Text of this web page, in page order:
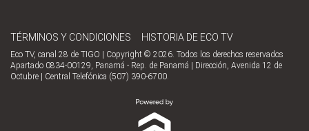
TÉRMINOS Y CONDICIONES HISTORIA DE ECO TV
Eco TV, canal 28 de TIGO | Copyright © 2026. Todos los derechos reservados
Apartado 0834-00129, Panamá - Rep. de Panamá | Dirección, Avenida 12 de
Octubre | Central Telefónica (507) 390-6700.